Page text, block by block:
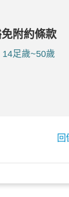
附約條款
足歲~50歲
回